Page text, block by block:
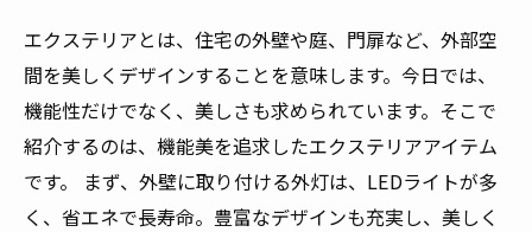
エクステリアとは、住宅の外壁や庭、門扉など、外部空
間を美しくデザインすることを意味します。今日では、
機能性だけでなく、美しさも求められています。そこで
紹介するのは、機能美を追求したエクステリアアイテム
です。 まず、外壁に取り付ける外灯は、LEDライトが多
く、省エネで長寿命。豊富なデザインも充実し、美しく